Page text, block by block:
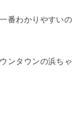
番わかりやすいの
ンタウンの浜ちゃ